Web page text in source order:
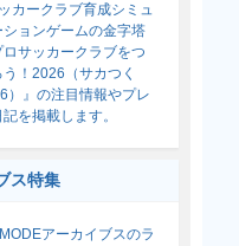
カークラブ育成シミュ
ションゲームの金字塔
ロサッカークラブをつ
う！2026（サカつく
）』の注目情報やプレ
記を掲載します。
ス特集
アーカイブスのラ